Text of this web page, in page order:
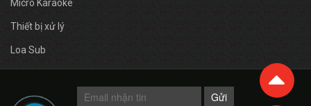
Micro Karaoke
Thiết bị xử lý
Loa Sub
Gửi